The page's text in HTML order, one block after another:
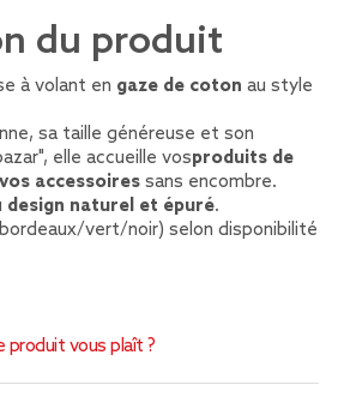
du produit
à volant en gaze de coton au style
sa taille généreuse et son
elle accueille vosproduits de
accessoires sans encombre.
design naturel et épuré.
vert/noir) selon disponibilité
produit vous plaît ?